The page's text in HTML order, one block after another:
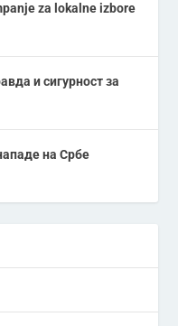
za lokalne izbore
и сигурност за
на Србе